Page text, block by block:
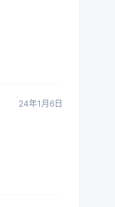
24年1月6日